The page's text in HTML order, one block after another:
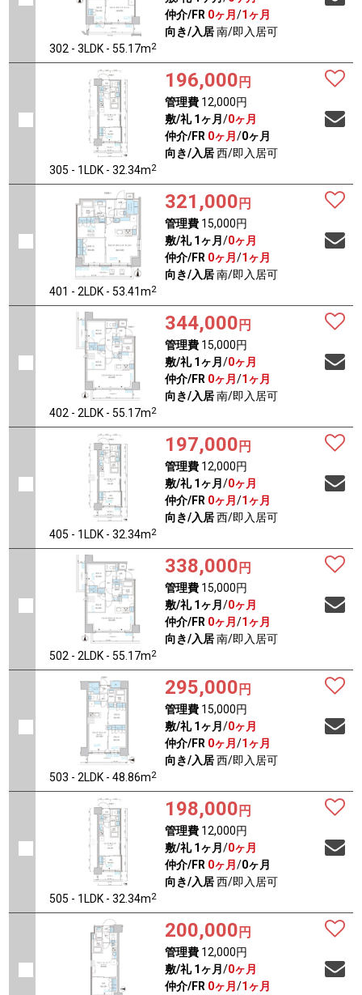
302 - 3LDK - 55.17m2
仲介/FR 0ヶ月 /1ヶ月
向き/入居南/即入居可
305 - 1LDK - 32.34m2
196,000 円
管理費12,000円
敷/礼 1ヶ月 /0ヶ月
仲介/FR 0ヶ月 /0ヶ月
向き/入居西/即入居可
401 - 2LDK - 53.41m2
321,000 円
管理費15,000円
敷/礼 1ヶ月 /0ヶ月
仲介/FR 0ヶ月 /1ヶ月
向き/入居南/即入居可
402 - 2LDK - 55.17m2
344,000 円
管理費15,000円
敷/礼 1ヶ月 /0ヶ月
仲介/FR 0ヶ月 /1ヶ月
向き/入居南/即入居可
405 - 1LDK - 32.34m2
197,000 円
管理費12,000円
敷/礼 1ヶ月 /0ヶ月
仲介/FR 0ヶ月 /1ヶ月
向き/入居西/即入居可
502 - 2LDK - 55.17m2
338,000 円
管理費15,000円
敷/礼 1ヶ月 /0ヶ月
仲介/FR 0ヶ月 /1ヶ月
向き/入居南/即入居可
503 - 2LDK - 48.86m2
295,000 円
管理費15,000円
敷/礼 1ヶ月 /0ヶ月
仲介/FR 0ヶ月 /1ヶ月
向き/入居西/即入居可
505 - 1LDK - 32.34m2
198,000 円
管理費12,000円
敷/礼 1ヶ月 /0ヶ月
仲介/FR 0ヶ月 /0ヶ月
向き/入居西/即入居可
200,000 円
管理費12,000円
敷/礼 1ヶ月 /0ヶ月
仲介/FR 0ヶ月 /1ヶ月